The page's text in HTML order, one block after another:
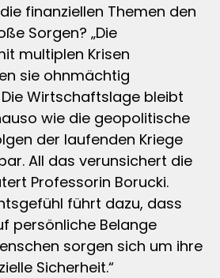
finanziellen Themen den
Sorgen? „Die
multiplen Krisen
sie ohnmächtig
Wirtschaftslage bleibt
wie die geopolitische
der laufenden Kriege
All das verunsichert die
Professorin Borucki.
führt dazu, dass
persönliche Belange
sorgen sich um ihre
Sicherheit.“